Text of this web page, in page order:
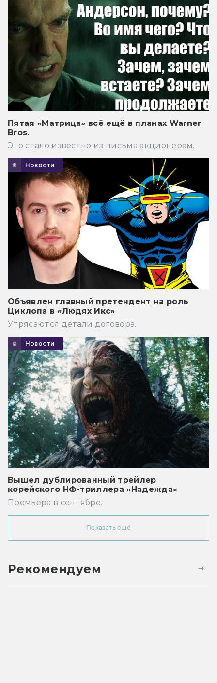
Пятая «Матрица» всё ещё в планах Warner
Bros.
Это стало известно из письма акционерам.
Новости
Объявлен главный претендент на роль
Циклопа в «Людях Икс»
Утрясаются детали договора.
Новости
Вышел дублированный трейлер
корейского НФ-триллера «Надежда»
Премьера в сентябре.
Показать ещё
Рекомендуем